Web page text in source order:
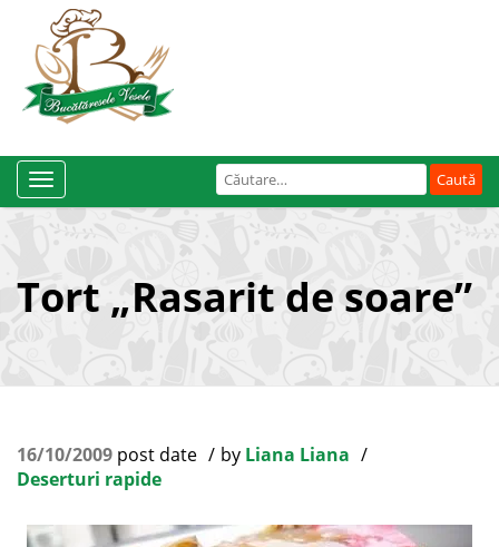
Caută
după:
Toggle
Navigation
Tort „Rasarit de soare”
16/10/2009 post date by Liana Liana
Deserturi rapide